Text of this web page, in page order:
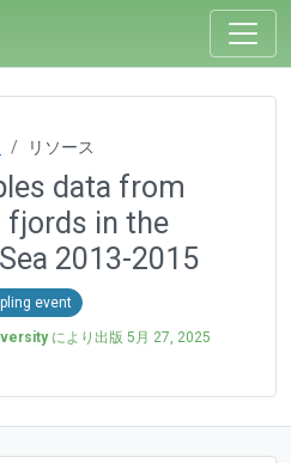
リソース
data from
fjords in the
2013-2015
event
により出版 5月 27, 2025